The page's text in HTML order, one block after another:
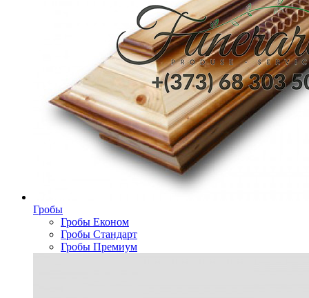
Гробы
Гробы Економ
Гробы Стандарт
Гробы Премиум